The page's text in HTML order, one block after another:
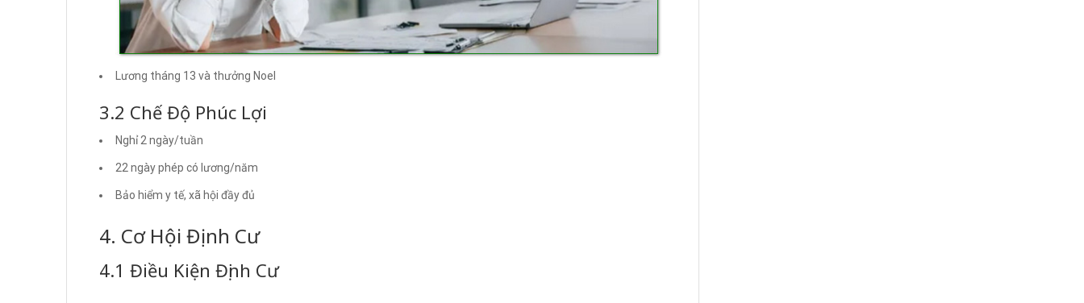
Lương tháng 13 và thưởng Noel
3.2 Chế Độ Phúc Lợi
Nghỉ 2 ngày/tuần
22 ngày phép có lương/năm
Bảo hiểm y tế, xã hội đầy đủ
4. Cơ Hội Định Cư
4.1 Điều Kiện Định Cư